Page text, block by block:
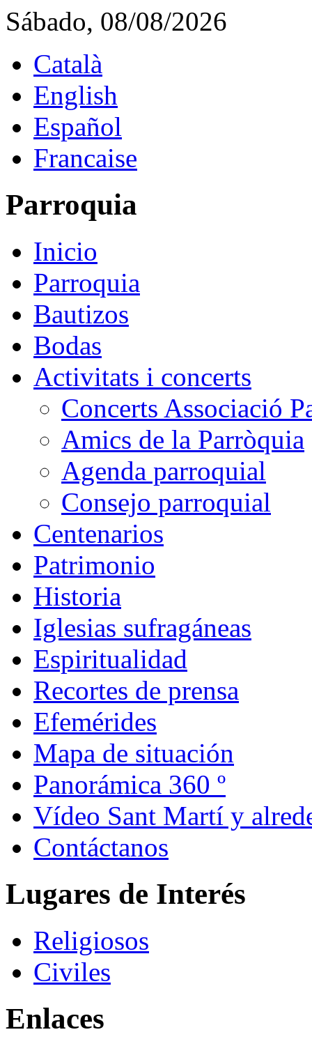
Sábado, 08/08/2026
Català
English
Español
Francaise
Parroquia
Inicio
Parroquia
Bautizos
Bodas
Activitats i concerts
Concerts Associació
Amics de la Parròquia
Agenda parroquial
Consejo parroquial
Centenarios
Patrimonio
Historia
Iglesias sufragáneas
Espiritualidad
Recortes de prensa
Efemérides
Mapa de situación
Panorámica 360 º
Vídeo Sant Martí y
Contáctanos
Lugares de Interés
Religiosos
Civiles
Enlaces